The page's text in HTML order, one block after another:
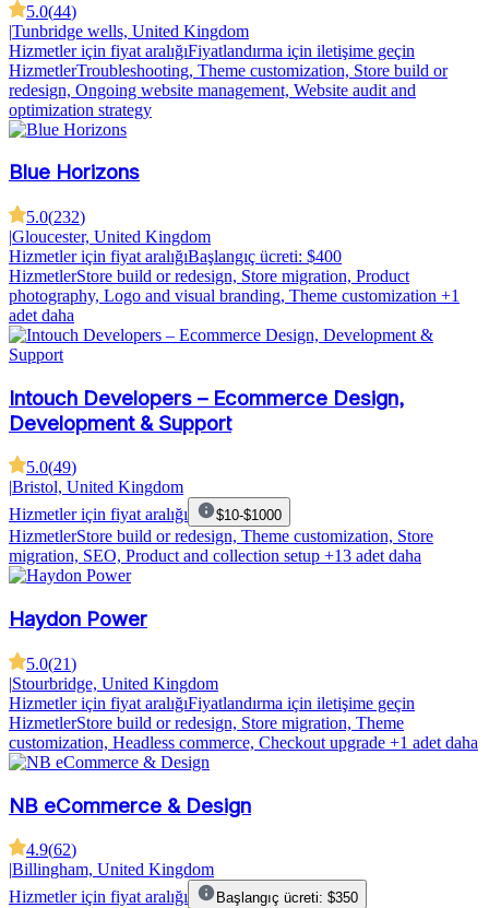
5.0(44)
|Tunbridge wells, United Kingdom
Hizmetler için fiyat aralığıFiyatlandırma için iletişime geçin
HizmetlerTroubleshooting, Theme customization, Store build or
redesign, Ongoing website management, Website audit and
optimization strategy
Blue Horizons
5.0(232)
|Gloucester, United Kingdom
Hizmetler için fiyat aralığıBaşlangıç ücreti: $400
HizmetlerStore build or redesign, Store migration, Product
photography, Logo and visual branding, Theme customization +1
adet daha
Intouch Developers – Ecommerce Design,
Development & Support
5.0(49)
|Bristol, United Kingdom
Hizmetler için fiyat aralığı
$10-$1000
HizmetlerStore build or redesign, Theme customization, Store
migration, SEO, Product and collection setup +13 adet daha
Haydon Power
5.0(21)
|Stourbridge, United Kingdom
Hizmetler için fiyat aralığıFiyatlandırma için iletişime geçin
HizmetlerStore build or redesign, Store migration, Theme
customization, Headless commerce, Checkout upgrade +1 adet daha
NB eCommerce & Design
4.9(62)
|Billingham, United Kingdom
Hizmetler için fiyat aralığı
Başlangıç ücreti: $350